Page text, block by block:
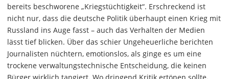
bereits beschworene „Kriegstüchtigkeit“. Erschreckend ist
nicht nur, dass die deutsche Politik überhaupt einen Krieg mit
Russland ins Auge fasst – auch das Verhalten der Medien
lässt tief blicken. Über das schier Ungeheuerliche berichten
Journalisten nüchtern, emotionslos, als ginge es um eine
trockene verwaltungstechnische Entscheidung, die keinen